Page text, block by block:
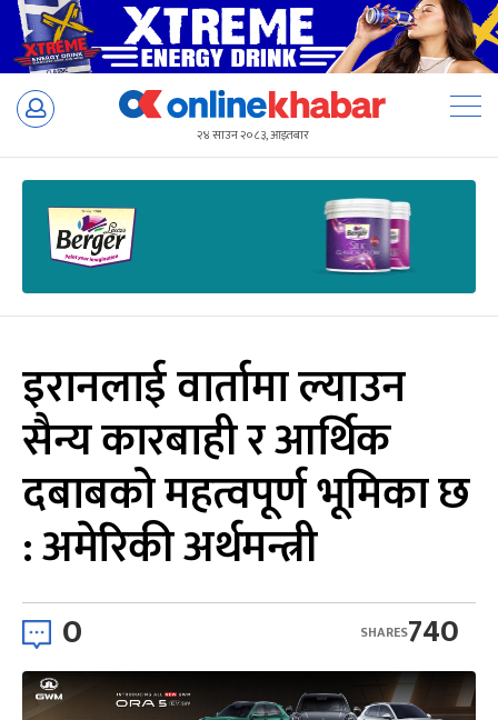
Skip
२४ साउन २०८३, आइतबार
इरानलाई वार्तामा ल्याउन
सैन्य कारबाही र आर्थिक
दबाबको महत्वपूर्ण भूमिका छ
: अमेरिकी अर्थमन्त्री
0 740
SHARES